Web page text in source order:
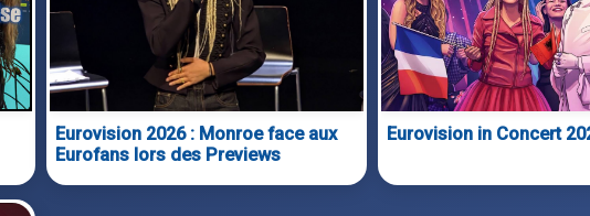
Eurovision 2026 : Monroe face aux
Eurofans lors des Previews
Eurovision in Concert